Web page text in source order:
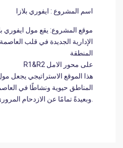
اسم المشروع : ايفوري بلازا
موقع المشروع: يقع مول ايفوري
الإدارية الجديدة في قلب
المنطقة
R1&R2 على محور الامل
هذا الموقع الاستراتيجي يجعل
المناطق حيوية ونشاطًا في
وبعيدةً تمامًا عن الازدحام المروري والتكدُس السُكاني.